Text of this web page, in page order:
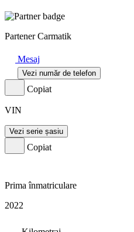
Partener Carmatik
Mesaj
Vezi număr de telefon
Copiat
VIN
Vezi serie șasiu
Copiat
Prima înmatriculare
2022